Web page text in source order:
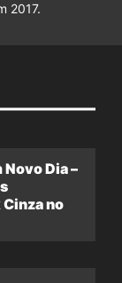
2017.
Dia –
no